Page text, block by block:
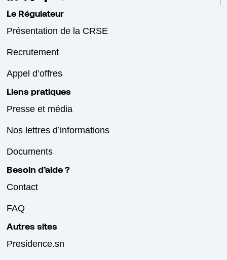
Le Régulateur
Présentation de la CRSE
Recrutement
Appel d’offres
Liens pratiques
Presse et média
Nos lettres d’informations
Documents
Besoin d’aide ?
Contact
FAQ
Autres sites
Presidence.sn